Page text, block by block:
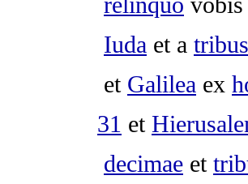
Iuda et a tribus
et Galilea ex
31 et
decimae et